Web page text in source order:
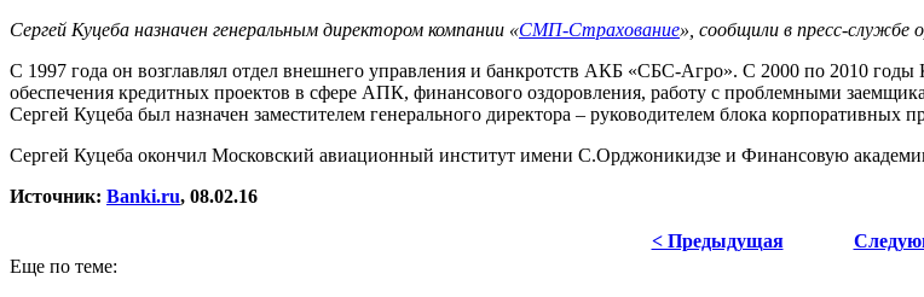
Сергей Куцеба назначен генеральным директором компании «СМП-Страхование», сообщили в пресс-службе
С 1997 года он возглавлял отдел внешнего управления и банкротств АКБ «СБС-Агро». С 2000 по 2010 годы
обеспечения кредитных проектов в сфере АПК, финансового оздоровления, работу с проблемными
Сергей Куцеба был назначен заместителем генерального директора – руководителем блока корпоративных
Сергей Куцеба окончил Московский авиационный институт имени С.Орджоникидзе и Финансовую
Источник: Banki.ru, 08.02.16
< Предыдущая
Еще по теме: